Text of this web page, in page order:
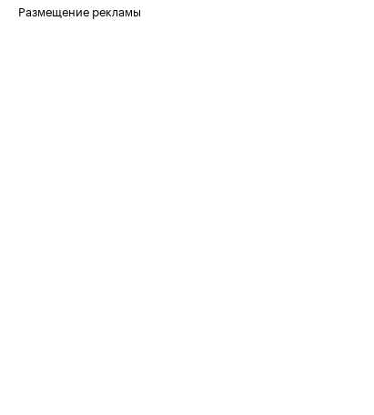
Размещение рекламы